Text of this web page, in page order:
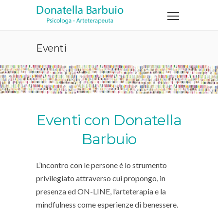
Eventi
Eventi con Donatella
Barbuio
L’incontro con le persone è lo strumento
privilegiato attraverso cui propongo, in
presenza ed ON-LINE, l’arteterapia e la
mindfulness come esperienze di benessere.